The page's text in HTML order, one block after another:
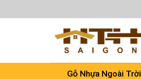
đến
Gỗ Nhựa Ngoài Trời